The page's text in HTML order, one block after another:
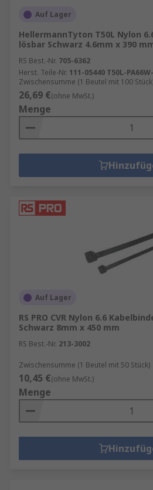
Auf Lager
HellermannTyton T50L Nylon
lösbar Schwarz 4.6mm x 390
RS Best.-Nr. 705-6362
Herst. Teile-Nr. 111-05440 T50L-
Zwischensumme (1 Beutel mit 100
26,69 €(ohne MwSt.)
Menge
Auf Lager
RS PRO CVR Nylon 6.6
Schwarz 8mm x 450 mm
RS Best.-Nr. 213-3002
Zwischensumme (1 Beutel mit 50 Stück)
10,45 €(ohne MwSt.)
Menge